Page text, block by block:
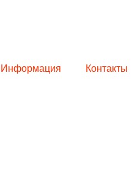
Информация Контакты